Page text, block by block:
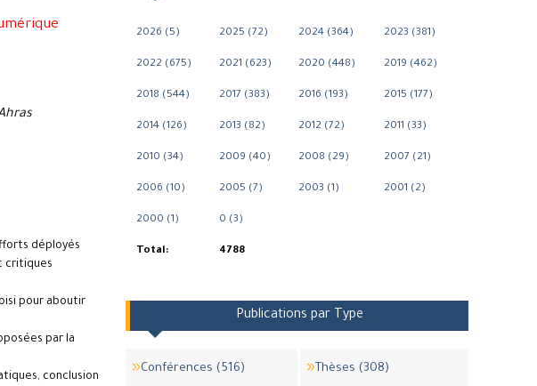
déployés
critiques
pour aboutir
par la
conclusion
2026 (5) 2025 (72) 2024 (364) 2023 (381)
2022 (675) 2021 (623) 2020 (448) 2019 (462)
2018 (544) 2017 (383) 2016 (193) 2015 (177)
2014 (126) 2013 (82) 2012 (72) 2011 (33)
2010 (34) 2009 (40) 2008 (29) 2007 (21)
2006 (10) 2005 (7) 2003 (1) 2001 (2)
2000 (1) 0 (3)
Total: 4788
Publications par Type
Conférences (516) Thèses (308)